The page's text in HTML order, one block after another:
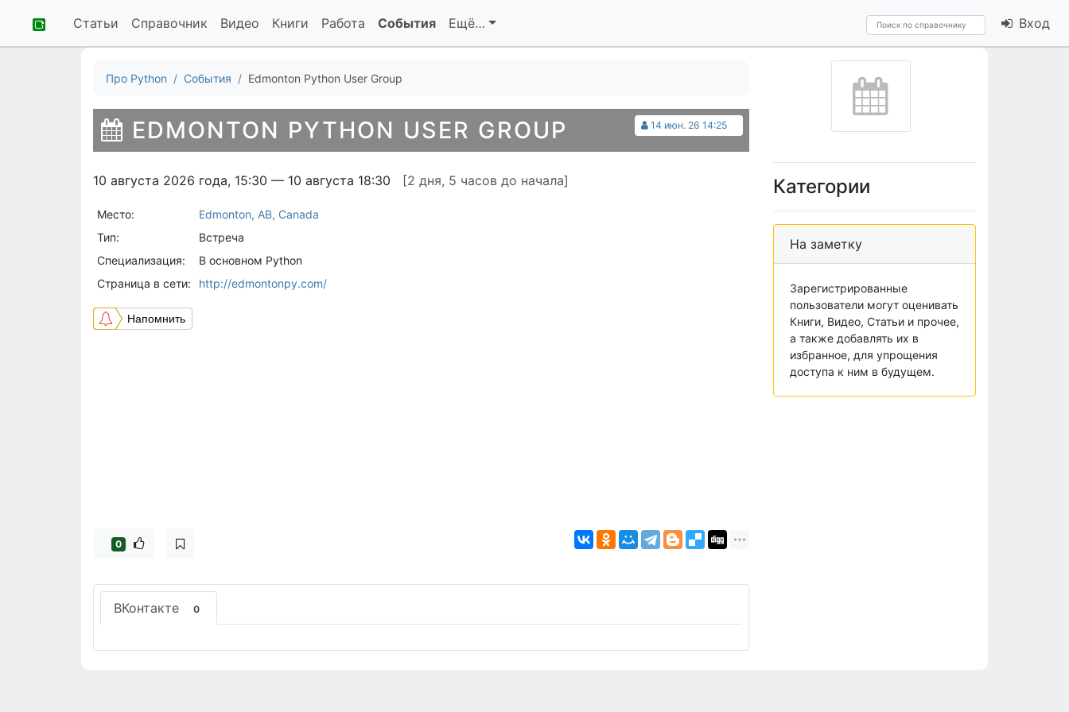
Статьи Справочник Видео Книги Работа События Ещё… Вход
Про Python События Edmonton Python User Group
14 июн. 26 14:25
EDMONTON PYTHON USER GROUP
10 августа 2026 года, 15:30 — 10 августа 18:30 [2 дня, 5 часов до начала]
Место:
Edmonton, AB, Canada
Тип:
Встреча
Специализация:
В основном Python
Страница в сети:
http://edmontonpy.com/
Напомнить
0
ВКонтакте 0
Категории
На заметку
Зарегистрированные
пользователи могут оценивать
Книги, Видео, Статьи и прочее,
а также добавлять их в
избранное, для упрощения
доступа к ним в будущем.